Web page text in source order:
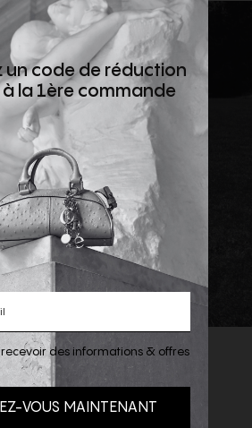
des informations & offres
un code de réduction
la 1ère commande